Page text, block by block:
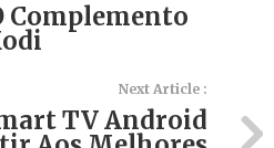
Complemento
Next Article :
TV Android